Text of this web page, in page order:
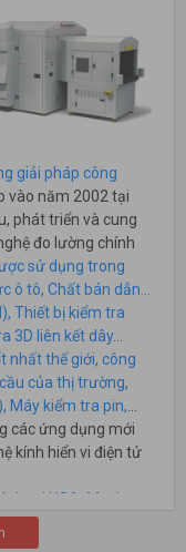
giải pháp công
vào năm 2002 tại
phát triển và cung
đo lường chính
sử dụng trong
ô tô, Chất bán dẫn…
Thiết bị kiểm tra
3D liên kết dây…
nhất thế giới, công
của thị trường,
Máy kiểm tra pin,
các ứng dụng mới
kính hiển vi điện tử
tại USA, Mexico,
lắp đặt và bảo trì